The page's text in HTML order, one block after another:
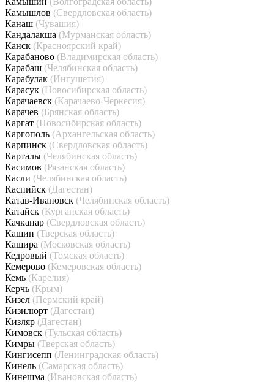
Камышлов (Свердловская область)
Канаш (Чувашия)
Кандалакша (Мурманская область)
Канск (Красноярский край)
Карабаново (Владимирская область)
Карабаш (Челябинская область)
Карабулак (Ингушетия)
Карасук (Новосибирская область)
Карачаевск (Карачаево-Черкесия)
Карачев (Брянская область)
Каргат (Новосибирская область)
Каргополь (Архангельская область)
Карпинск (Свердловская область)
Карталы (Челябинская область)
Касимов (Рязанская область)
Касли (Челябинская область)
Каспийск (Дагестан)
Катав-Ивановск (Челябинская область)
Катайск (Курганская область)
Качканар (Свердловская область)
Кашин (Тверская область)
Кашира (Московская область)
Кедровый (Томская область)
Кемерово (Кемеровская область)
Кемь (Карелия)
Керчь (Крым)
Кизел (Пермский край)
Кизилюрт (Дагестан)
Кизляр (Дагестан)
Кимовск (Тульская область)
Кимры (Тверская область)
Кингисепп (Ленинградская область)
Кинель (Самарская область)
Кинешма (Ивановская область)